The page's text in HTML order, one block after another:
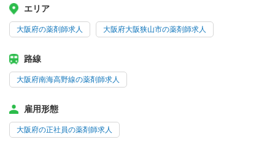
エリア
大阪府の薬剤師求人 大阪府大阪狭山市の薬剤師求人
路線
大阪府南海高野線の薬剤師求人
雇用形態
大阪府の正社員の薬剤師求人